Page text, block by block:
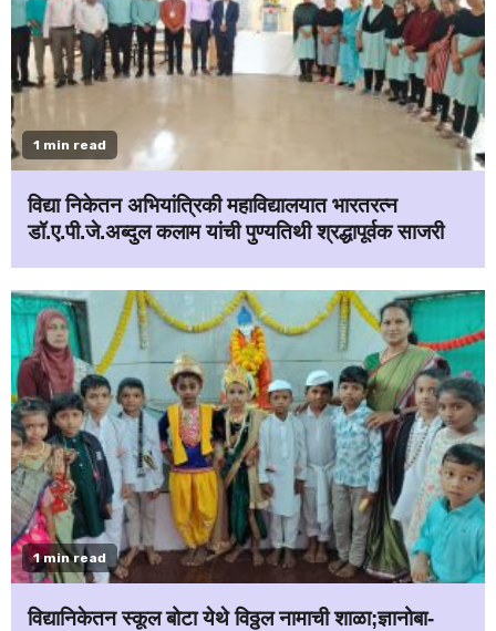
1 min read
विद्या निकेतन अभियांत्रिकी महाविद्यालयात भारतरत्न
डॉ.ए.पी.जे.अब्दुल कलाम यांची पुण्यतिथी श्रद्धापूर्वक साजरी
1 min read
विद्यानिकेतन स्कूल बोटा येथे विठ्ठल नामाची शाळा;ज्ञानोबा-